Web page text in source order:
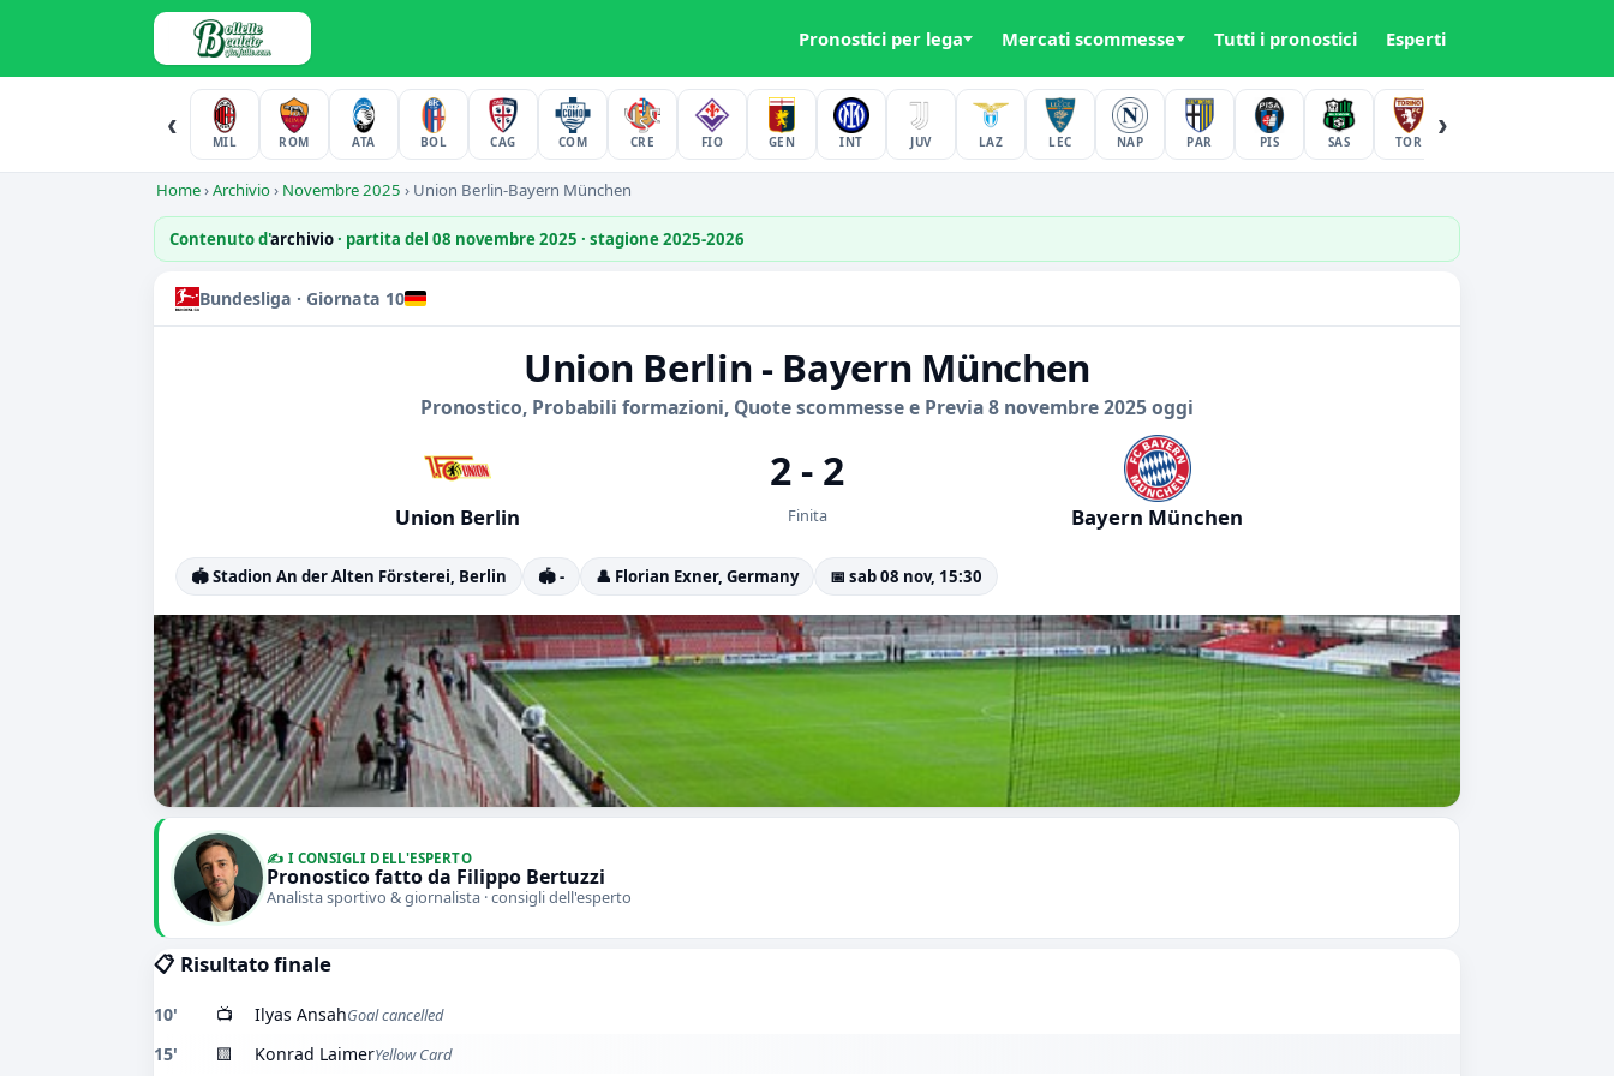
Pronostici per lega Mercati scommesse Tutti i pronostici Esperti
‹
MIL ROM ATA BOL CAG COM CRE FIO GEN INT JUV LAZ LEC NAP PAR PIS SAS TOR
›
Home›Archivio› Novembre 2025 › Union Berlin-Bayern München
Contenuto d'archivio· partita del 08 novembre 2025 · stagione 2025-2026
Bundesliga · Giornata 10
Union Berlin - Bayern München
Pronostico, Probabili formazioni, Quote scommesse e Previa 8 novembre 2025 oggi
Union Berlin
2 - 2
Finita Bayern München
🏟️ Stadion An der Alten Försterei, Berlin 🏟️ - 👤 Florian Exner, Germany 📅 sab 08 nov, 15:30
✍️ I CONSIGLI DELL'ESPERTO
Pronostico fatto da Filippo Bertuzzi
Analista sportivo & giornalista · consigli dell'esperto
📋 Risultato finale
10' 📺 Ilyas AnsahGoal cancelled
15' 🟨 Konrad LaimerYellow Card